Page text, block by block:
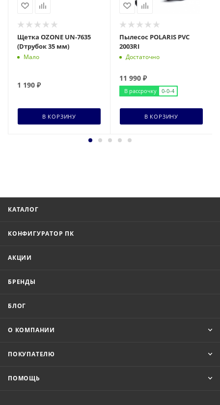
Щетка OZONE UN-7635
(Dтрубок 35 мм)
Мало
1 190 ₽
В КОРЗИНУ
Пылесос POLARIS PVC
2003RI
Достаточно
11 990 ₽
В рассрочку 0-0-4
В КОРЗИНУ
КАТАЛОГ
КОНФИГУРАТОР ПК
АКЦИИ
БРЕНДЫ
БЛОГ
О КОМПАНИИ
ПОКУПАТЕЛЮ
ПОМОЩЬ